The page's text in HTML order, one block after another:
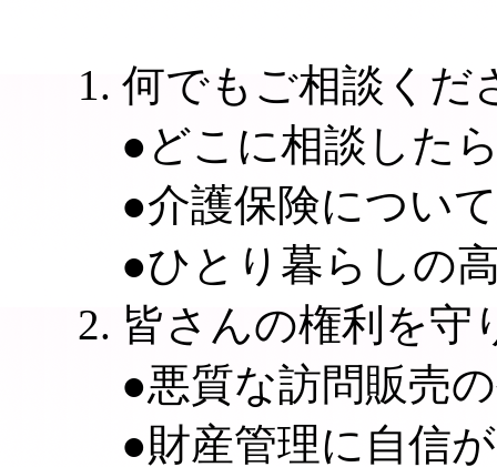
1. 何でもご相談くだ
●どこに相談した
●介護保険につい
●ひとり暮らしの
2. 皆さんの権利を守
●悪質な訪問販売
●財産管理に自信